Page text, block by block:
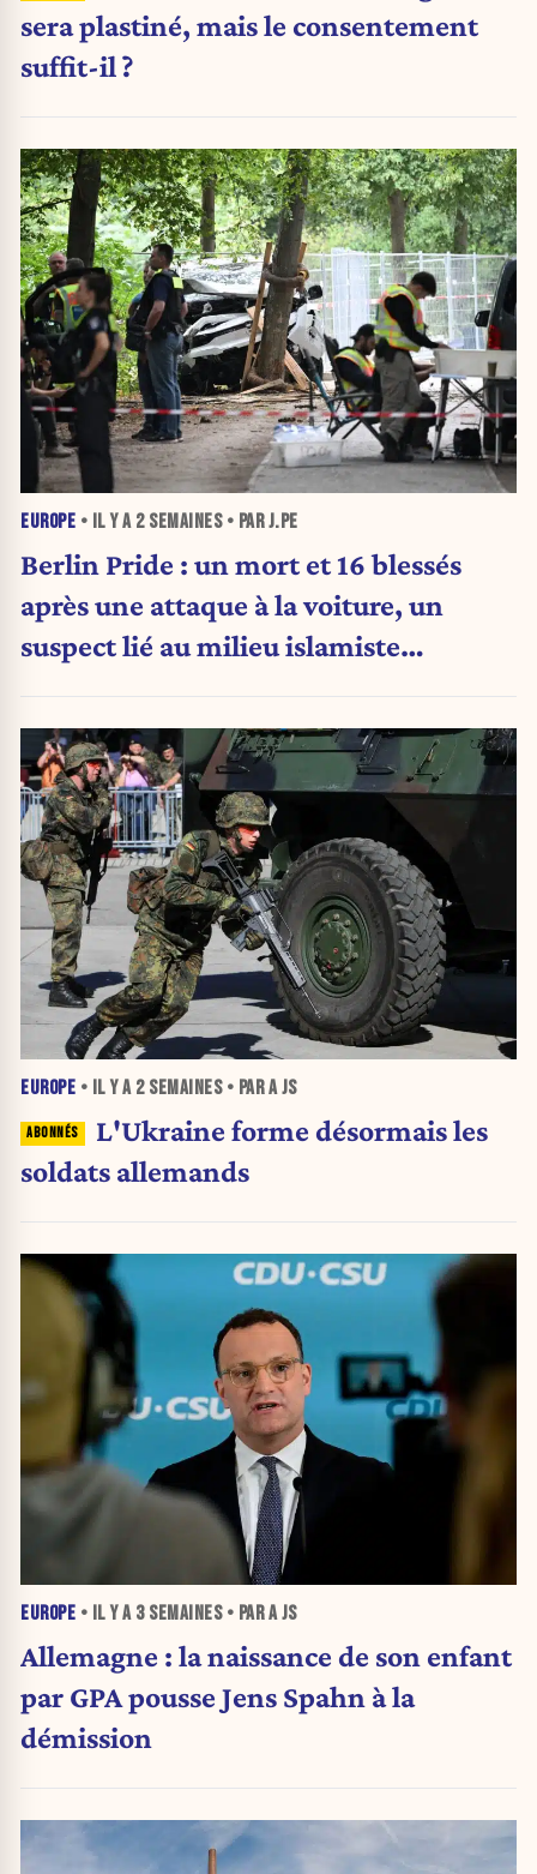
sera plastiné, mais le consentement
suffit-il ?
EUROPE • IL Y A 2 SEMAINES• PAR J.PE
Berlin Pride : un mort et 16 blessés
après une attaque à la voiture, un
suspect lié au milieu islamiste
EUROPE • IL Y A 2 SEMAINES• PAR A JS
L'Ukraine forme désormais les
soldats allemands
EUROPE • IL Y A 3 SEMAINES• PAR A JS
Allemagne : la naissance de son enfant
par GPA pousse Jens Spahn à la
démission